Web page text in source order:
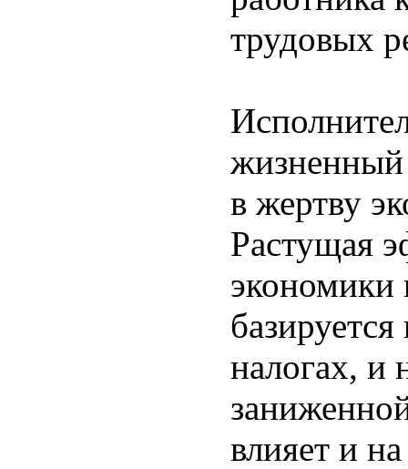
трудовых
жизненный
в жертву
Растущая
экономики
налогах, и
влияет и